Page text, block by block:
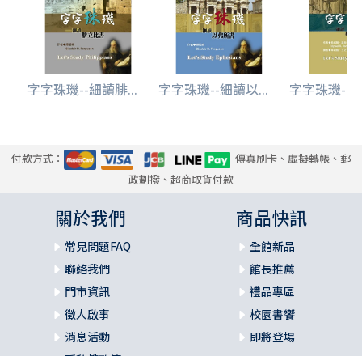
字字珠璣--細讀腓... 字字珠璣--細讀以... 字字珠璣--
付款方式：
傳真刷卡、虛擬轉帳、郵
政劃撥、超商取貨付款
關於我們
常見問題FAQ
聯絡我們
門市資訊
徵人啟事
消息活動
商品快訊
全館新品
館長推薦
禮品專區
校園書饗
即將登場